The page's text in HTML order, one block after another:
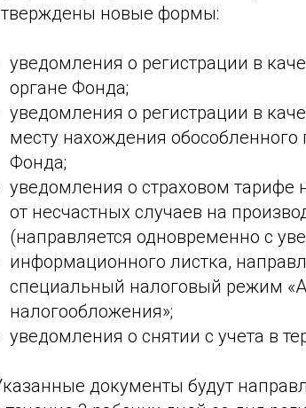
новые формы:
уведомления о регистрации в
органе Фонда;
уведомления о регистрации в
месту нахождения
Фонда;
уведомления о страховом тарифе
от несчастных случаев на
(направляется одновременно с
информационного листка,
специальный налоговый режим
налогообложения»;
уведомления о снятии с учета в
документы будут